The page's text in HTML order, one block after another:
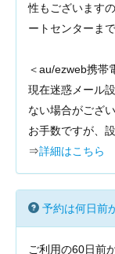
性もございます
ートセンターま
＜au/ezweb携帯
現在迷惑メール
ない場合がござい
お手数ですが、
⇒詳細はこちら
予約は何日前
ご利用の60日前